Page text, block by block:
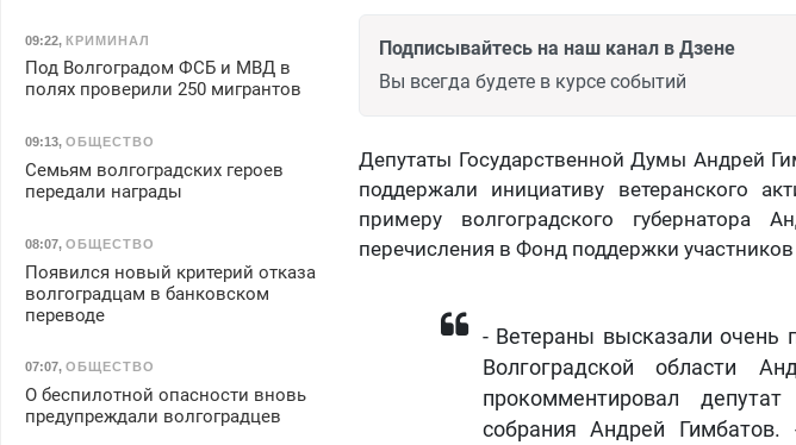
Подписывайтесь на наш канал в Дзене
Вы всегда будете в курсе событий
Депутаты Государственной Думы Андрей
поддержали инициативу ветеранского
примеру волгоградского губернатора
перечисления в Фонд поддержки
- Ветераны высказали очень
Волгоградской области
прокомментировал депутат
собрания Андрей
09:22, КРИМИНАЛ
Под Волгоградом ФСБ и МВД в
полях проверили 250 мигрантов
09:13, ОБЩЕСТВО
Семьям волгоградских героев
передали награды
08:07, ОБЩЕСТВО
Появился новый критерий отказа
волгоградцам в банковском
переводе
07:07, ОБЩЕСТВО
О беспилотной опасности вновь
предупреждали волгоградцев